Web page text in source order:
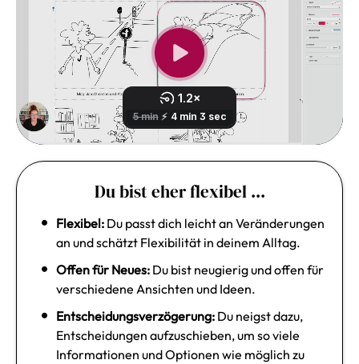
Du bist eher flexibel ...
Flexibel:Du passt dich leicht an Veränderungen
an und schätzt Flexibilität in deinem Alltag.
Offen für Neues:Du bist neugierig und offen für
verschiedene Ansichten und Ideen.
Entscheidungsverzögerung:Du neigst dazu,
Entscheidungen aufzuschieben, um so viele
Informationen und Optionen wie möglich zu